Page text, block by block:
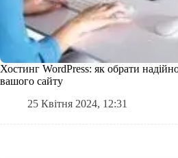
Хостинг WordPress: як обрати
вашого сайту
25 Квітня 2024, 12:31